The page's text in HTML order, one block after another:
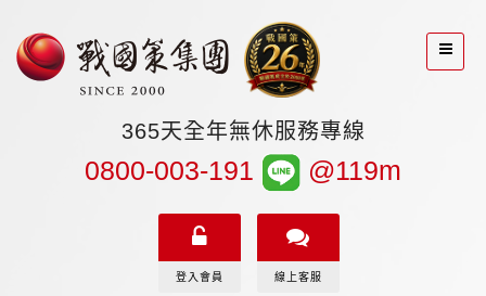
365天全年無休服務專線
0800-003-191 @119m
登入會員 線上客服